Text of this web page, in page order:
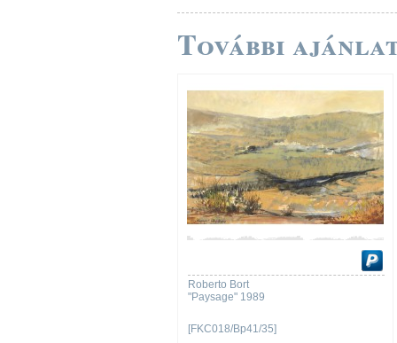
További
Roberto Bort
"Paysage" 1989
[FKC018/Bp41/35]